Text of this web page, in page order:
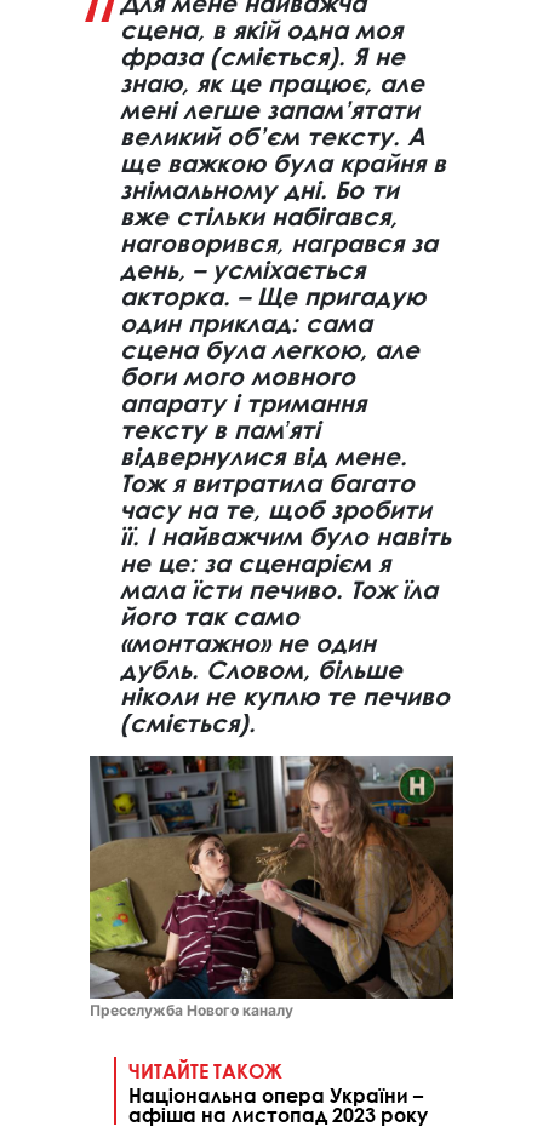
сцена, в якій одна моя
фраза (сміється). Я не
знаю, як це працює, але
мені легше запам’ятати
великий об’єм тексту. А
ще важкою була крайня в
знімальному дні. Бо ти
вже стільки набігався,
наговорився, награвся за
день, – усміхається
акторка. – Ще пригадую
один приклад: сама
сцена була легкою, але
боги мого мовного
апарату і тримання
тексту в памʼяті
відвернулися від мене.
Тож я витратила багато
часу на те, щоб зробити
її. І найважчим було навіть
не це: за сценарієм я
мала їсти печиво. Тож їла
його так само
«монтажно» не один
дубль. Словом, більше
ніколи не куплю те печиво
(сміється).
Пресслужба Нового каналу
ЧИТАЙТЕ ТАКОЖ
Національна опера України –
афіша на листопад 2023 року